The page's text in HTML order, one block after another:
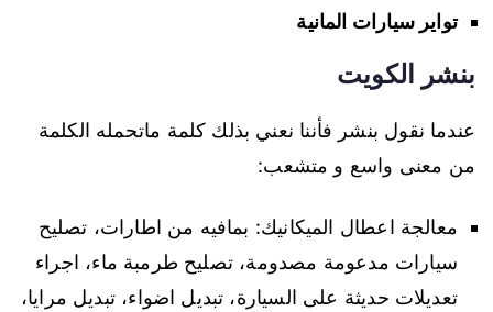
تواير سيارات المانية
بنشر الكويت
عندما نقول بنشر فأننا نعني بذلك كلمة ماتحمله الكلمة
من معنى واسع و متشعب:
معالجة اعطال الميكانيك: بمافيه من اطارات، تصليح
سيارات مدعومة مصدومة، تصليح طرمبة ماء، اجراء
تعديلات حديثة على السيارة، تبديل اضواء، تبديل مرايا،